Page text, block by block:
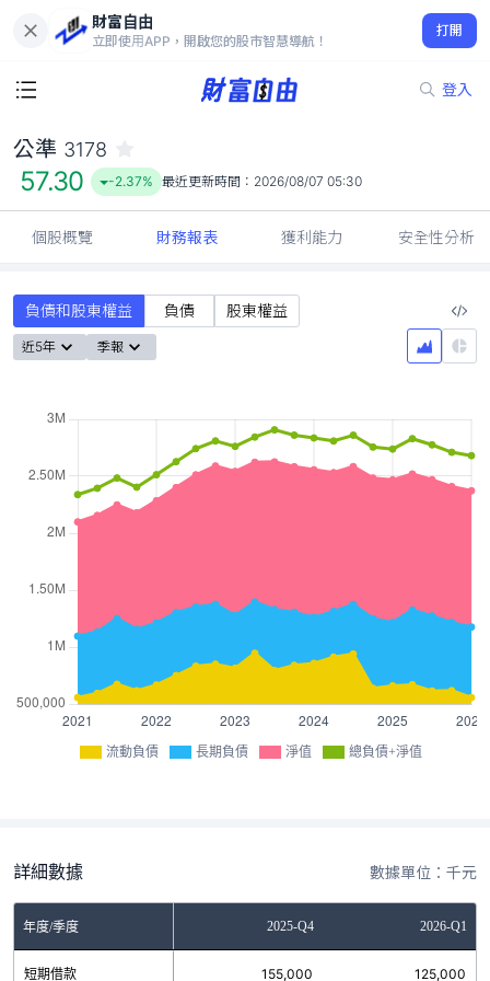
財富自由
立即使用APP，開啟您的股市智慧導航！
打開
登入
57.30
-2.37%
公準 3178
57.30 -2.37% 最近更新時間： 2026/08/07 05:30
個股概覽 財務報表 獲利能力 安全性分析
負債和股東權益 負債 股東權益
近5年 季報
流動負債 長期負債 淨值 總負債+淨值
詳細數據 數據單位：千元
年度/季度 2025-Q4 2026-Q1
短期借款 155,000 125,000